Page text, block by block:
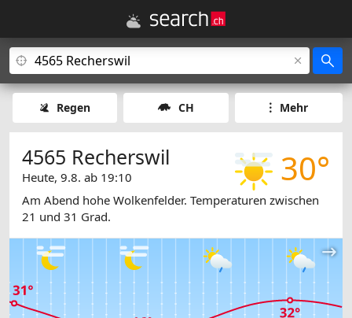
Regen CH Mehr
30°
4565 Recherswil
Heute, 9.8. ab 19:10
Am Abend hohe Wolkenfelder. Temperaturen zwischen
21 und 31 Grad.